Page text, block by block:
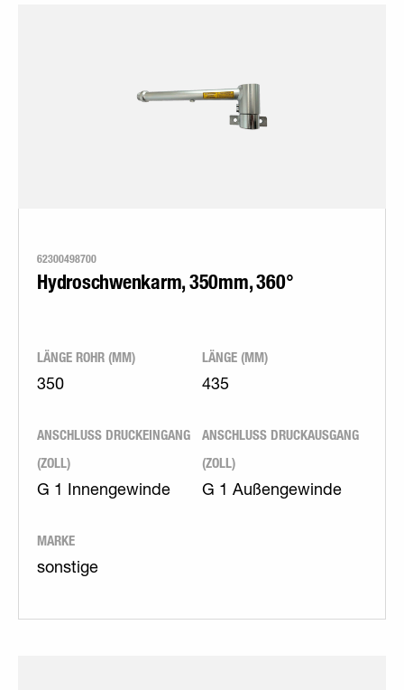
62300498700
Hydroschwenkarm, 350mm, 360°
LÄNGE ROHR (MM)
350
LÄNGE (MM)
435
ANSCHLUSS DRUCKEINGANG
(ZOLL)
G 1 Innengewinde
ANSCHLUSS DRUCKAUSGANG
(ZOLL)
G 1 Außengewinde
MARKE
sonstige